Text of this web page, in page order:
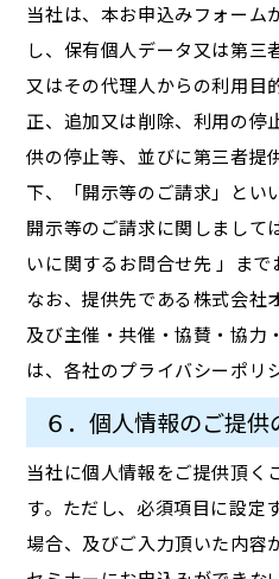
当社は、本お申込みフォーム
し、保有個人データ又は第三
又はその代理人からの利用目
正、追加又は削除、利用の停
供の停止等、並びに第三者提
下、「開示等のご請求」とい
開示等のご請求に関しまして
いに関するお問合せ先 」まで
なお、提供先である株式会社
及び主催・共催・協賛・協力
は、各社のプライバシーポリ
６．個人情報のご提
当社に個人情報をご提供頂く
す。ただし、必須項目に設定
場合、及びご入力頂いた内容